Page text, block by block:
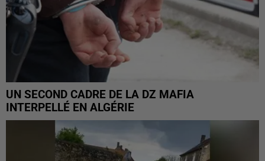
UN SECOND CADRE DE LA DZ MAFIA
INTERPELLÉ EN ALGÉRIE